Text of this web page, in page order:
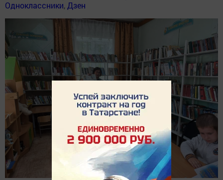
Одноклассники, Дзен